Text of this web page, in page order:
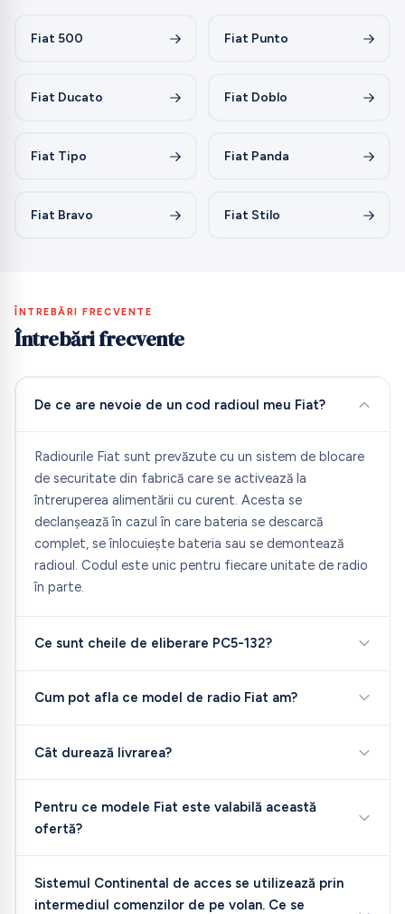
Fiat 500 Fiat Punto
Fiat Ducato Fiat Doblo
Fiat Tipo Fiat Panda
Fiat Bravo Fiat Stilo
ÎNTREBĂRI FRECVENTE
Întrebări frecvente
De ce are nevoie de un cod radioul meu Fiat?
Radiourile Fiat sunt prevăzute cu un sistem de blocare
de securitate din fabrică care se activează la
întreruperea alimentării cu curent. Acesta se
declanșează în cazul în care bateria se descarcă
complet, se înlocuiește bateria sau se demontează
radioul. Codul este unic pentru fiecare unitate de radio
în parte.
Ce sunt cheile de eliberare PC5-132?
Cum pot afla ce model de radio Fiat am?
Cât durează livrarea?
Pentru ce modele Fiat este valabilă această
ofertă?
Sistemul Continental de acces se utilizează prin
intermediul comenzilor de pe volan. Ce se